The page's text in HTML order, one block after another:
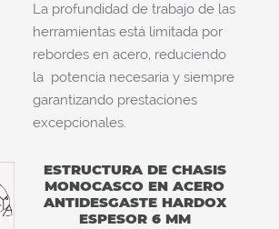
La profundidad de trabajo de las
herramientas está limitada por
rebordes en acero, reduciendo
la potencia necesaria y siempre
garantizando prestaciones
excepcionales.
ESTRUCTURA DE CHASIS
MONOCASCO EN ACERO
ANTIDESGASTE HARDOX
ESPESOR 6 MM